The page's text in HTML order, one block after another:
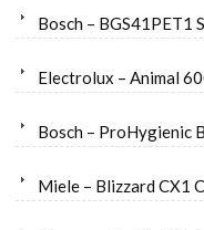
Bosch – BGS41PET1
Electrolux – Animal
Bosch – ProHygienic
Miele – Blizzard CX1